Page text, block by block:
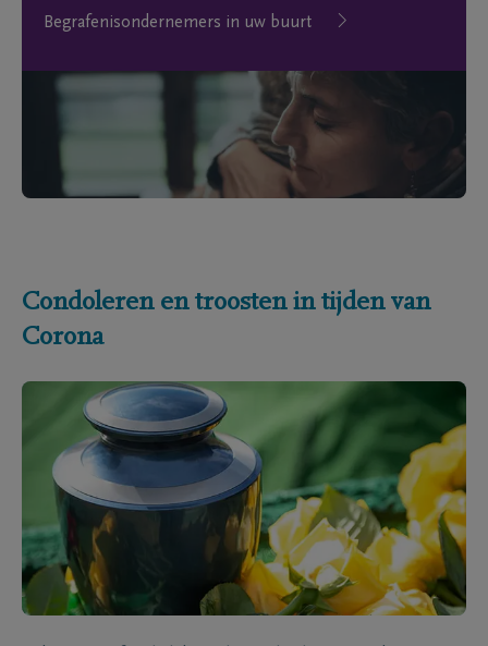
Begrafenisondernemers in uw buurt
Condoleren en troosten in tijden van
Corona